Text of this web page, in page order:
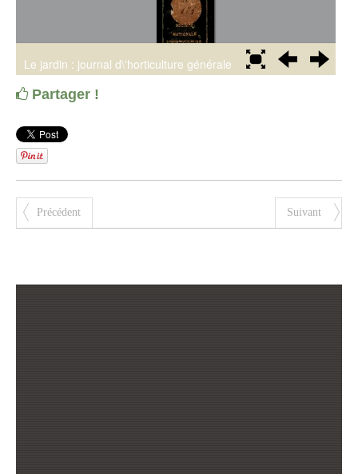
Partager !
Précédent Suivant